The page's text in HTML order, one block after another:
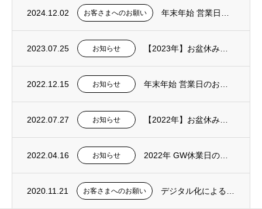
2024.12.02 お客さまへのお願い
2023.07.25 お知らせ
2022.12.15 お知らせ
2022.07.27 お知らせ
2022.04.16 お知らせ
2020.11.21 お客さまへのお願い